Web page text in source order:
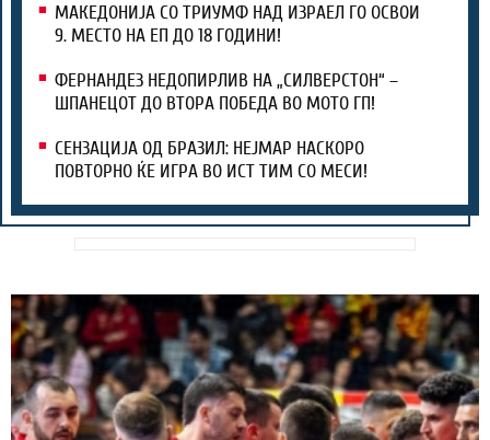
МАКЕДОНИЈА СО ТРИУМФ НАД ИЗРАЕЛ ГО ОСВОИ
9. МЕСТО НА ЕП ДО 18 ГОДИНИ!
ФЕРНАНДЕЗ НЕДОПИРЛИВ НА „СИЛВЕРСТОН“ –
ШПАНЕЦОТ ДО ВТОРА ПОБЕДА ВО МОТО ГП!
СЕНЗАЦИЈА ОД БРАЗИЛ: НЕЈМАР НАСКОРО
ПОВТОРНО ЌЕ ИГРА ВО ИСТ ТИМ СО МЕСИ!